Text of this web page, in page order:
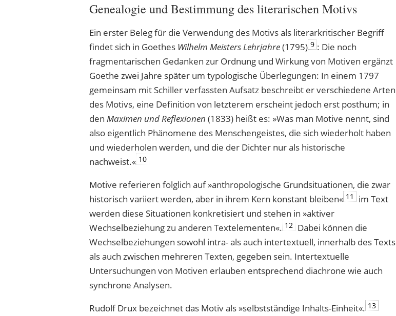
Genealogie und Bestimmung des literarischen Motivs
Ein erster Beleg für die Verwendung des Motivs als literarkritischer Begriff
findet sich in Goethes Wilhelm Meisters Lehrjahre(1795) 9 : Die noch
fragmentarischen Gedanken zur Ordnung und Wirkung von Motiven ergänzt
Goethe zwei Jahre später um typologische Überlegungen: In einem 1797
gemeinsam mit Schiller verfassten Aufsatz beschreibt er verschiedene Arten
des Motivs, eine Definition von letzterem erscheint jedoch erst posthum; in
den Maximen und Reflexionen (1833) heißt es: »Was man Motive nennt, sind
also eigentlich Phänomene des Menschengeistes, die sich wiederholt haben
und wiederholen werden, und die der Dichter nur als historische
nachweist.« 10
Motive referieren folglich auf »anthropologische Grundsituationen, die zwar
histo­risch variiert werden, aber in ihrem Kern konstant bleiben« 11
im Text
werden diese Situationen konkretisiert und stehen in »aktiver
Wechselbeziehung zu anderen Text­elementen«. 12 Dabei können die
Wechselbeziehungen sowohl intra- als auch intertextuell, innerhalb des Texts
als auch zwischen mehreren Texten, gegeben sein. Intertextuelle
Untersuchungen von Motiven erlauben entsprechend diachrone wie auch
synchrone Analysen.
Rudolf Drux bezeichnet das Motiv als »selbstständige Inhalts-Einheit«. 13